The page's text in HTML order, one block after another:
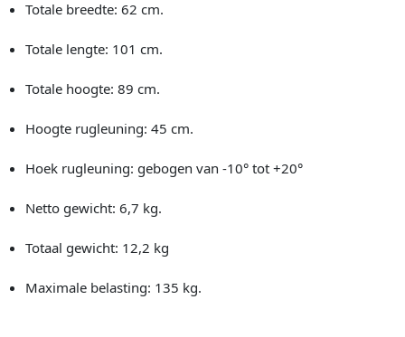
Totale breedte: 62 cm.
Totale lengte: 101 cm.
Totale hoogte: 89 cm.
Hoogte rugleuning: 45 cm.
Hoek rugleuning: gebogen van -10° tot +20°
Netto gewicht: 6,7 kg.
Totaal gewicht: 12,2 kg
Maximale belasting: 135 kg.